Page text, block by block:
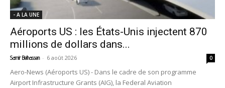
- A LA UNE
Aéroports US : les États-Unis injectent 870
millions de dollars dans...
Samir Belhassen - 6 août 2026 0
Aero-News (Aéroports US) - Dans le cadre de son programme
Airport Infrastructure Grants (AIG), la Federal Aviation